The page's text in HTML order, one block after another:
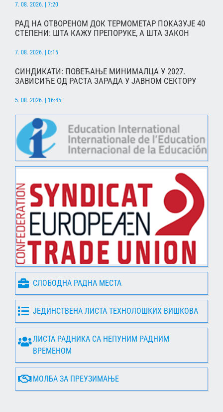
7. 08. 2026. | 7:20
РАД НА ОТВОРЕНОМ ДОК ТЕРМОМЕТАР ПОКАЗУЈЕ 40
СТЕПЕНИ: ШТА КАЖУ ПРЕПОРУКЕ, А ШТА ЗАКОН
7. 08. 2026. | 0:15
СИНДИКАТИ: ПОВЕЋАЊЕ МИНИМАЛЦА У 2027.
ЗАВИСИЋЕ ОД РАСТА ЗАРАДА У ЈАВНОМ СЕКТОРУ
5. 08. 2026. | 16:45
СЛОБОДНА РАДНА МЕСТА
ЈЕДИНСТВЕНА ЛИСТА ТЕХНОЛОШКИХ ВИШКОВА
ЛИСТА РАДНИКА СА НЕПУНИМ РАДНИМ
ВРЕМЕНОМ
МОЛБА ЗА ПРЕУЗИМАЊЕ